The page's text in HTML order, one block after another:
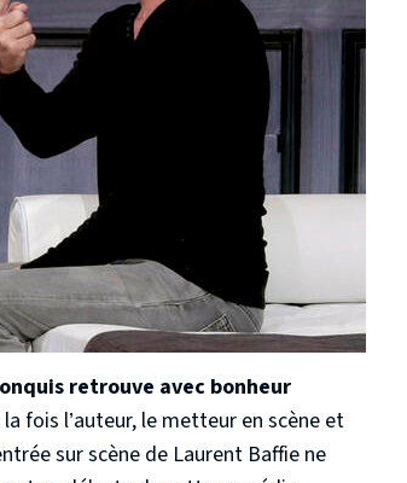
retrouve avec bonheur
fois l’auteur, le metteur en scène et
sur scène de Laurent Baffie ne